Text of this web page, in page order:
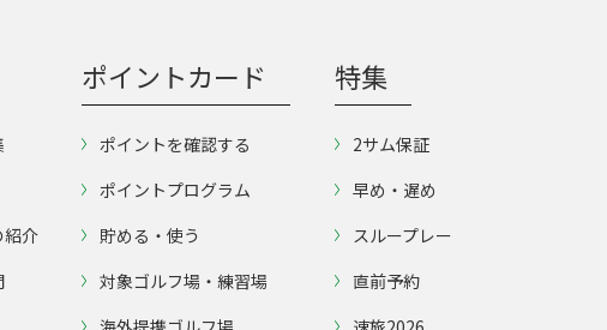
紹介
ポイントカード
ポイントを確認する
ポイントプログラム
貯める・使う
対象ゴルフ場・練習場
特集
2サム保証
早め・遅め
スループレー
直前予約